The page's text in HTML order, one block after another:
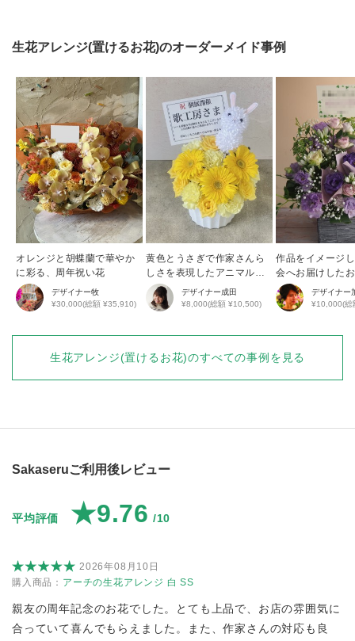
生花アレンジ(置けるお花)のオーダーメイド事例
オレンジと胡蝶蘭で華やか
に彩る、周年祝い花
デザイナー牧
¥30,000(総額 ¥35,910)
黄色とうさぎで作家さんら
しさを表現したアニマルア
レンジ
デザイナー成田
¥8,000(総額 ¥10,500)
作品をイメージ
会へお届けした
デザイナー
¥10,000(総
生花アレンジ(置けるお花)のすべての事例を見る
Sakaseruご利用後レビュー
平均評価 ★9.76 /10
2026年08月10日
購入商品： アーチの生花アレンジ 白 SS
親友の周年記念のお花でした。とても上品で、お店の雰囲気に
合っていて喜んでもらえました。また、作家さんの対応も良